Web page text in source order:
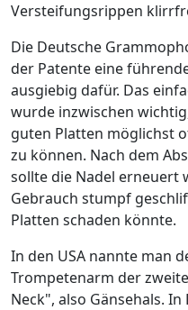
Versteifungsrippen
Die Deutsche
der Patente eine
ausgiebig dafür. Das
wurde inzwischen
guten Platten möglichst
zu können. Nach dem
sollte die Nadel erneuert
Gebrauch stumpf
Platten schaden könnte.
In den USA nannte man
Trompetenarm der
Neck", also Gänsehals.